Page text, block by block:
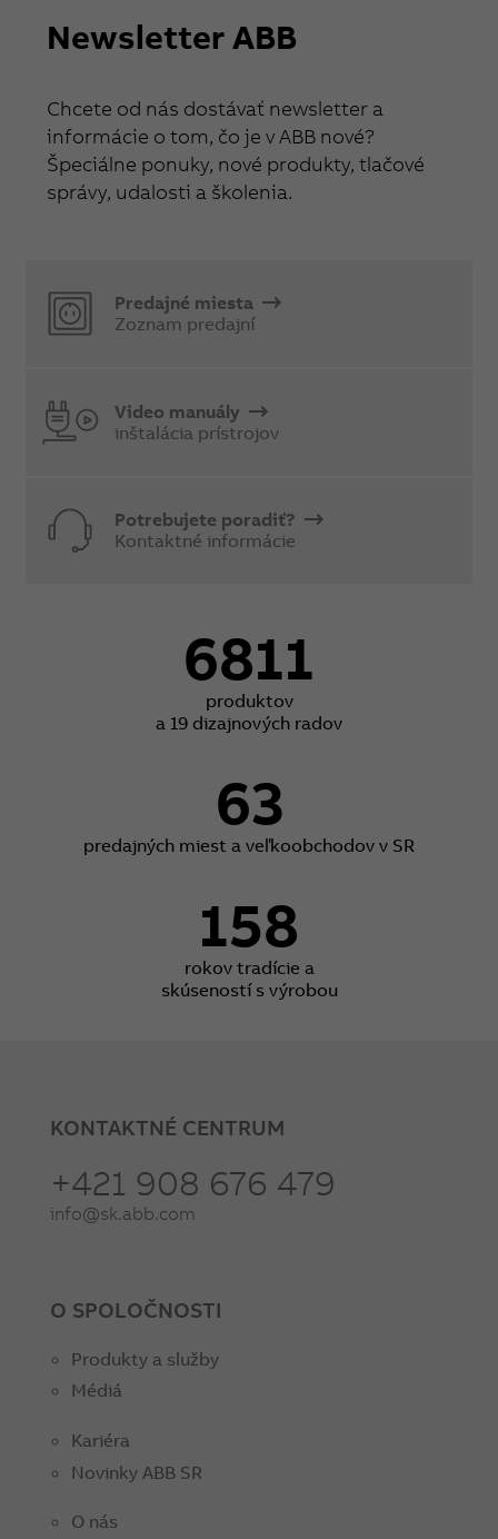
Newsletter ABB
Chcete od nás dostávať newsletter a
informácie o tom, čo je v ABB nové?
Špeciálne ponuky, nové produkty, tlačové
správy, udalosti a školenia.
Predajné miesta
Zoznam predajní
Video manuály
inštalácia prístrojov
Potrebujete poradiť?
Kontaktné informácie
6811
produktov
a 19 dizajnových radov
63
predajných miest a veľkoobchodov v SR
158
rokov tradície a
skúseností s výrobou
KONTAKTNÉ CENTRUM
+421 908 676 479
info@sk.abb.com
O SPOLOČNOSTI
Produkty a služby
Médiá
Kariéra
Novinky ABB SR
O nás